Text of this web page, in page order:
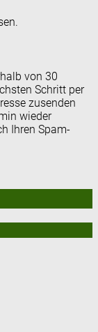
von 30
Schritt per
zusenden
wieder
Ihren Spam-